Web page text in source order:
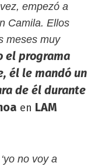
empezó a
Camila. Ellos
meses muy
el programa
él le mandó un
de él durante
en LAM
no voy a